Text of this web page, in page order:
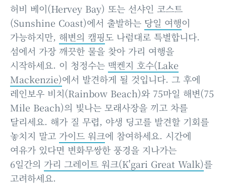
허비 베이(Hervey Bay) 또는 선샤인 코스트
(Sunshine Coast)에서 출발하는 당일 여행이
가능하지만, 해변의 캠핑도 나럼대로 특별합니다.
섬에서 가장 깨끗한 물을 찾아 가리 여행을
시작하세요. 이 청정수는 맥켄지 호수(Lake
Mackenzie)에서 발견하게 될 것입니다. 그 후에
레인보우 비치(Rainbow Beach)와 75마일 해변(75
Mile Beach)의 빛나는 모래사장을 끼고 차를
달리세요. 해가 질 무렵, 야생 딩고를 발견할 기회를
놓치지 말고 가이드 워크에 참여하세요. 시간에
여유가 있다면 변화무쌍한 풍경을 지나가는
6일간의 가리 그레이트 워크(K'gari Great Walk)를
고려하세요.